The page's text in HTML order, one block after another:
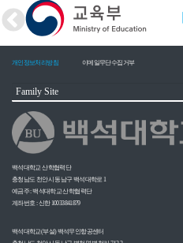
개인정보처리방침 이메일무단수집거부
백석대학교 산학협력단
충청남도 천안시 동남구 백석대학로 1
예금주 : 백석대학교 산학협력단
계좌번호 : 신한 10033841879
백석대학교(부설) 백석무인항공센터